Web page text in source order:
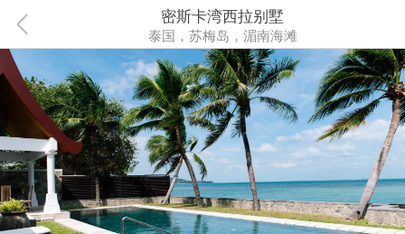
密斯卡湾西拉别墅
泰国，苏梅岛，湄南海滩